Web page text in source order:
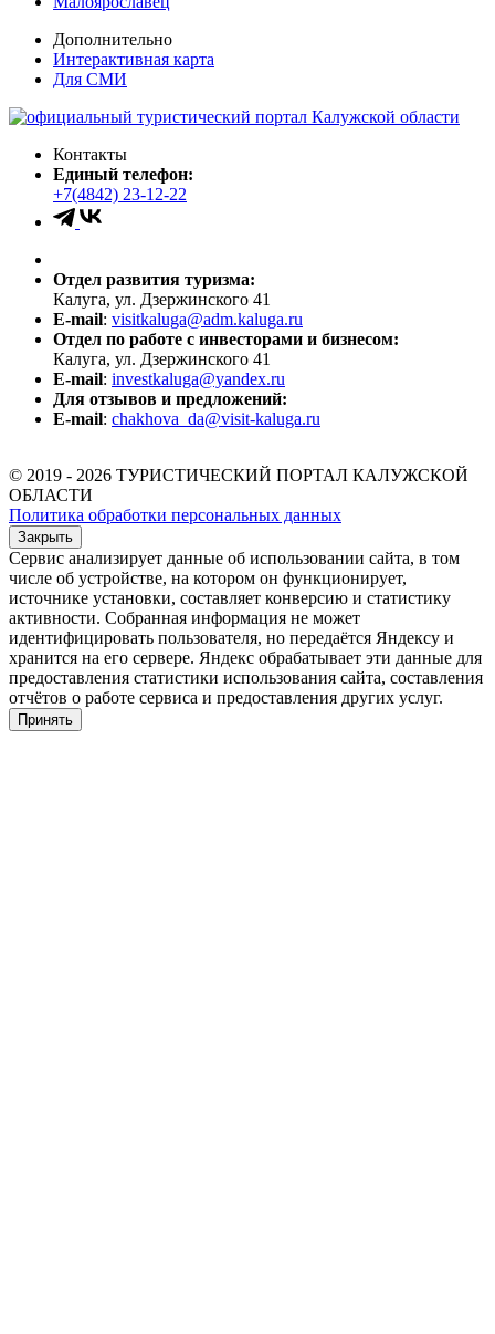
Дополнительно
Интерактивная карта
Для СМИ
Контакты
Единый телефон:
+7(4842) 23-12-22
Отдел развития туризма:
Калуга, ул. Дзержинского 41
E-mail: visitkaluga@adm.kaluga.ru
Отдел по работе с инвесторами и бизнесом:
Калуга, ул. Дзержинского 41
E-mail: investkaluga@yandex.ru
Для отзывов и предложений:
E-mail: chakhova_da@visit-kaluga.ru
© 2019 - 2026 ТУРИСТИЧЕСКИЙ ПОРТАЛ КАЛУЖСКОЙ
ОБЛАСТИ
Политика обработки персональных данных
Закрыть
Сервис анализирует данные об использовании сайта, в том
числе об устройстве, на котором он функционирует,
источнике установки, составляет конверсию и статистику
активности. Собранная информация не может
идентифицировать пользователя, но передаётся Яндексу и
хранится на его сервере. Яндекс обрабатывает эти данные для
предоставления статистики использования сайта, составления
отчётов о работе сервиса и предоставления других услуг.
Принять